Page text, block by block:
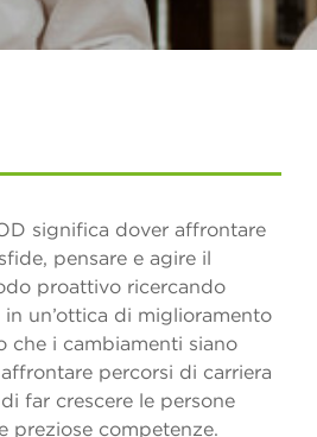
significa dover affrontare
pensare e agire il
proattivo ricercando
in un’ottica di miglioramento
che i cambiamenti siano
percorsi di carriera
far crescere le persone
preziose competenze.